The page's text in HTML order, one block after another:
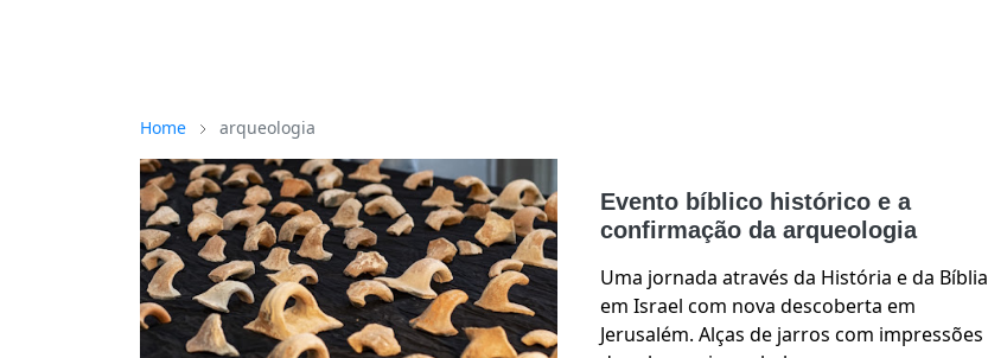
Home arqueologia
Evento bíblico histórico e a
confirmação da arqueologia
Uma jornada através da História e da Bíblia
em Israel com nova descoberta em
Jerusalém. Alças de jarros com impressões